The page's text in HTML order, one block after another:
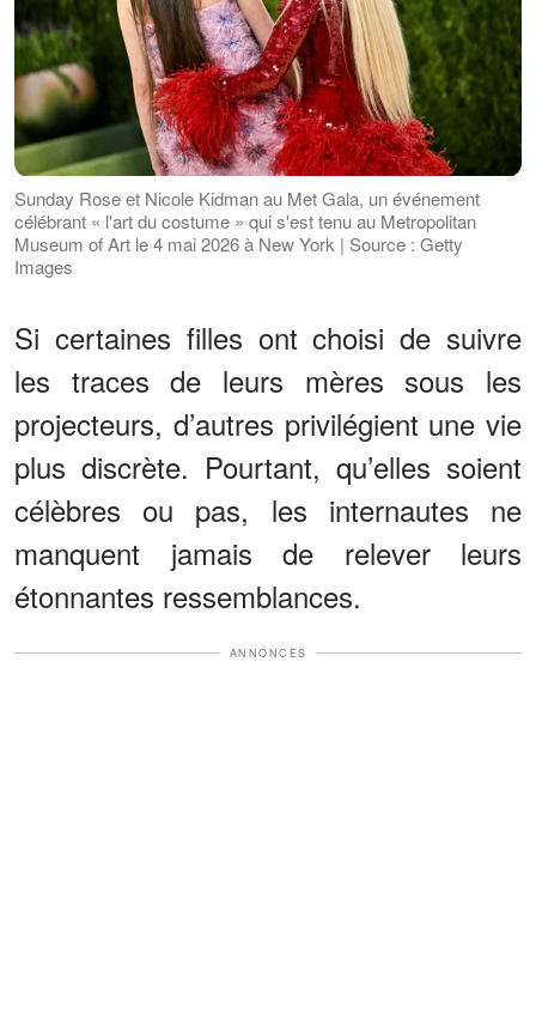
Sunday Rose et Nicole Kidman au Met Gala, un événement
célébrant « l'art du costume » qui s'est tenu au Metropolitan
Museum of Art le 4 mai 2026 à New York | Source : Getty
Images
Si certaines filles ont choisi de suivre
les traces de leurs mères sous les
projecteurs, d’autres privilégient une vie
plus discrète. Pourtant, qu’elles soient
célèbres ou pas, les internautes ne
manquent jamais de relever leurs
étonnantes ressemblances.
ANNONCES